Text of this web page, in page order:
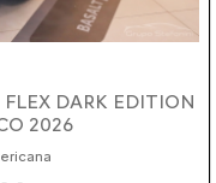
DARK EDITION
2026